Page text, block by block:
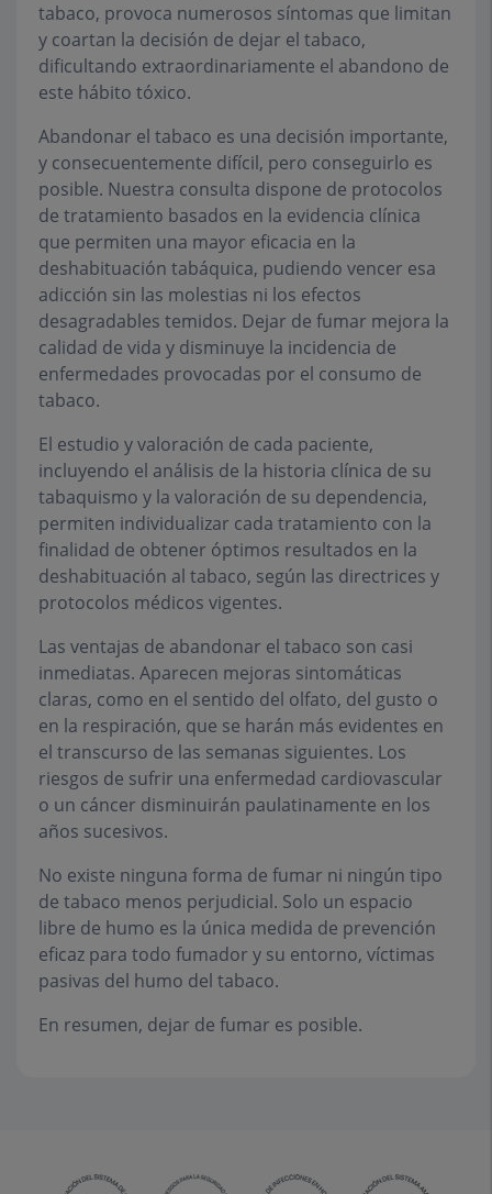
tabaco, provoca numerosos síntomas que limitan
y coartan la decisión de dejar el tabaco,
dificultando extraordinariamente el abandono de
este hábito tóxico.
Abandonar el tabaco es una decisión importante,
y consecuentemente difícil, pero conseguirlo es
posible. Nuestra consulta dispone de protocolos
de tratamiento basados en la evidencia clínica
que permiten una mayor eficacia en la
deshabituación tabáquica, pudiendo vencer esa
adicción sin las molestias ni los efectos
desagradables temidos. Dejar de fumar mejora la
calidad de vida y disminuye la incidencia de
enfermedades provocadas por el consumo de
tabaco.
El estudio y valoración de cada paciente,
incluyendo el análisis de la historia clínica de su
tabaquismo y la valoración de su dependencia,
permiten individualizar cada tratamiento con la
finalidad de obtener óptimos resultados en la
deshabituación al tabaco, según las directrices y
protocolos médicos vigentes.
Las ventajas de abandonar el tabaco son casi
inmediatas. Aparecen mejoras sintomáticas
claras, como en el sentido del olfato, del gusto o
en la respiración, que se harán más evidentes en
el transcurso de las semanas siguientes. Los
riesgos de sufrir una enfermedad cardiovascular
o un cáncer disminuirán paulatinamente en los
años sucesivos.
No existe ninguna forma de fumar ni ningún tipo
de tabaco menos perjudicial. Solo un espacio
libre de humo es la única medida de prevención
eficaz para todo fumador y su entorno, víctimas
pasivas del humo del tabaco.
En resumen, dejar de fumar es posible.